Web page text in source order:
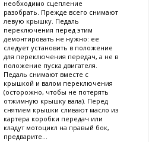
необходимо сцепление
разобрать. Прежде всего снимают
левую крышку. Педаль
переключения перед этим
демонтировать не нужно: ее
следует установить в положение
для переключения передач, а не в
положение пуска двигателя.
Педаль снимают вместе с
крышкой и валом переключения
(осторожно, чтобы не потерять
отжимную крышку вала). Перед
снятием крышки сливают масло из
картера коробки передач или
кладут мотоцикл на правый бок,
предварите...